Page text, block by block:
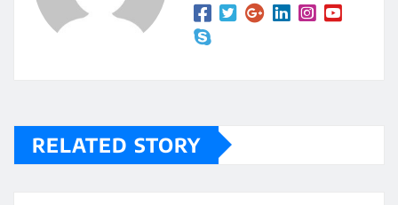
RELATED STORY